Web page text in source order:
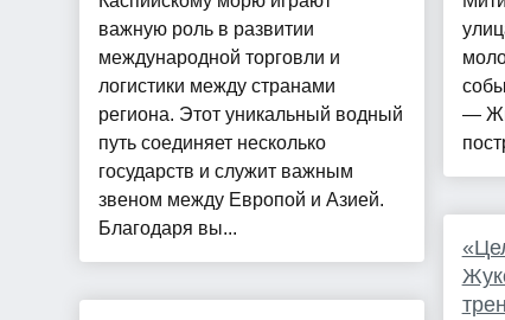
важную роль в развитии
международной торговли и
логистики между странами
региона. Этот уникальный водный
путь соединяет несколько
государств и служит важным
звеном между Европой и Азией.
Благодаря вы...
—